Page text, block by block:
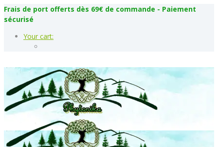
Frais de port offerts dès 69€ de commande - Paiement
sécurisé
Your cart: